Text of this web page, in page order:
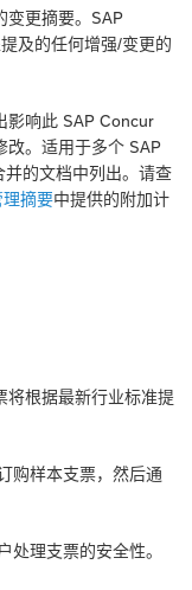
变更摘要。SAP
及的任何增强/变更的
影响此 SAP Concur
改。适用于多个 SAP
的文档中列出。请查
摘要中提供的附加计
将根据最新行业标准提
购样本支票，然后通
处理支票的安全性。